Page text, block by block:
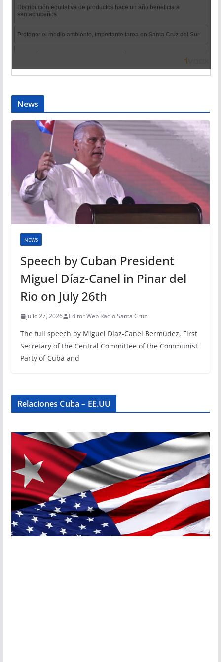
News
NEWS
Speech by Cuban President
Miguel Díaz-Canel in Pinar del
Rio on July 26th
julio 27, 2026 Editor Web Radio Santa Cruz
The full speech by Miguel Díaz-Canel Bermúdez, First
Secretary of the Central Committee of the Communist
Party of Cuba and
Relaciones Cuba – EE.UU